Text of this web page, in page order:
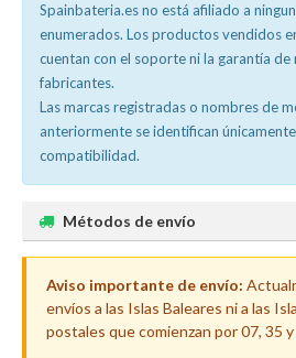
Spainbateria.es no está afiliado a
enumerados. Los productos vendidos
cuentan con el soporte ni la garantía de
fabricantes.
Las marcas registradas o nombres de
anteriormente se identifican
compatibilidad.
Métodos de envío
Aviso importante de envío:
envíos a las Islas Baleares ni a las
postales que comienzan por 07, 35 y